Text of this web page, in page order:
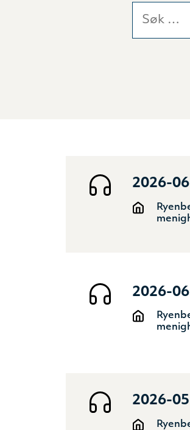
Søk etter:
2026-
2026-
2026-